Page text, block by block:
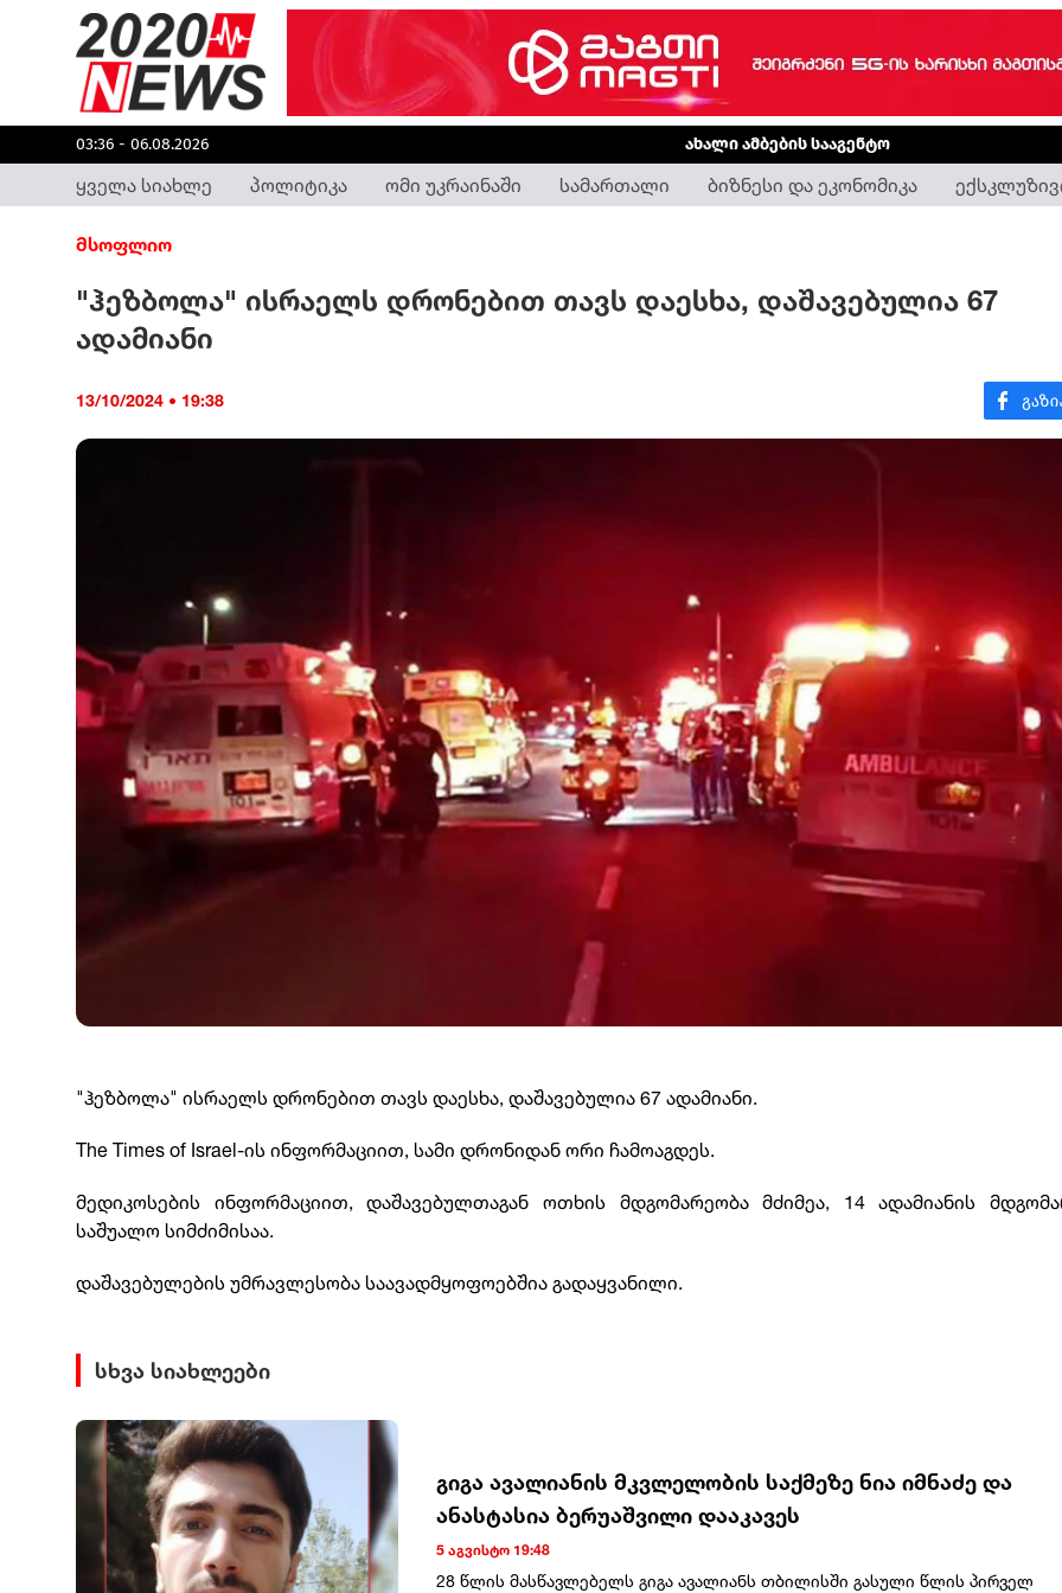
03:36 - 06.08.2026 ახალი ამბების სააგენტო
ყველა სიახლე პოლიტიკა ომი უკრაინაში სამართალი ბიზნესი და ეკონომიკა
მსოფლიო
"ჰეზბოლა" ისრაელს დრონებით თავს დაესხა, დაშავებულია 67
ადამიანი
13/10/2024 • 19:38
"ჰეზბოლა" ისრაელს დრონებით თავს დაესხა, დაშავებულია 67 ადამიანი.
The Times of Israel-ის ინფორმაციით, სამი დრონიდან ორი ჩამოაგდეს.
მედიკოსების ინფორმაციით, დაშავებულთაგან ოთხის მდგომარეობა მძიმეა, 14 ადამიანის
საშუალო სიმძიმისაა.
დაშავებულების უმრავლესობა საავადმყოფოებშია გადაყვანილი.
სხვა სიახლეები
გიგა ავალიანის მკვლელობის საქმეზე ნია იმნაძე და
ანასტასია ბერუაშვილი დააკავეს
5 აგვისტო 19:48
28 წლის მასწავლებელს გიგა ავალიანს თბილისში გასული წლის პირველ